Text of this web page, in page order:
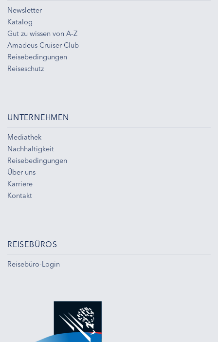
Newsletter
Katalog
Gut zu wissen von A-Z
Amadeus Cruiser Club
Reisebedingungen
Reiseschutz
UNTERNEHMEN
Mediathek
Nachhaltigkeit
Reisebedingungen
Über uns
Karriere
Kontakt
REISEBÜROS
Reisebüro-Login